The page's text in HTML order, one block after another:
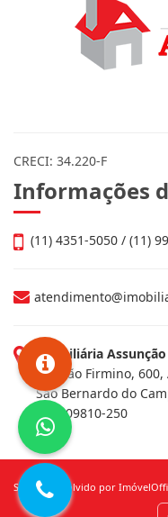
CRECI: 34.220-F
Informações
(11) 4351-5050 / (11)
Imobiliária Assunção
Av. João Firmino,
São Bernardo do
CEP: 09810-250
Site desenvolvido por